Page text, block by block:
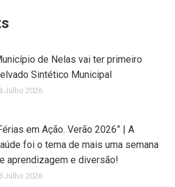
de Nelas vai ter primeiro
Sintético Municipal
Julho 2026
em Ação. Verão 2026” | A
foi o tema de mais uma semana
aprendizagem e diversão!
Julho 2026